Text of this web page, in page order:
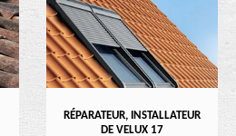
RÉPARATEUR, INSTALLATEUR
DE VELUX 17